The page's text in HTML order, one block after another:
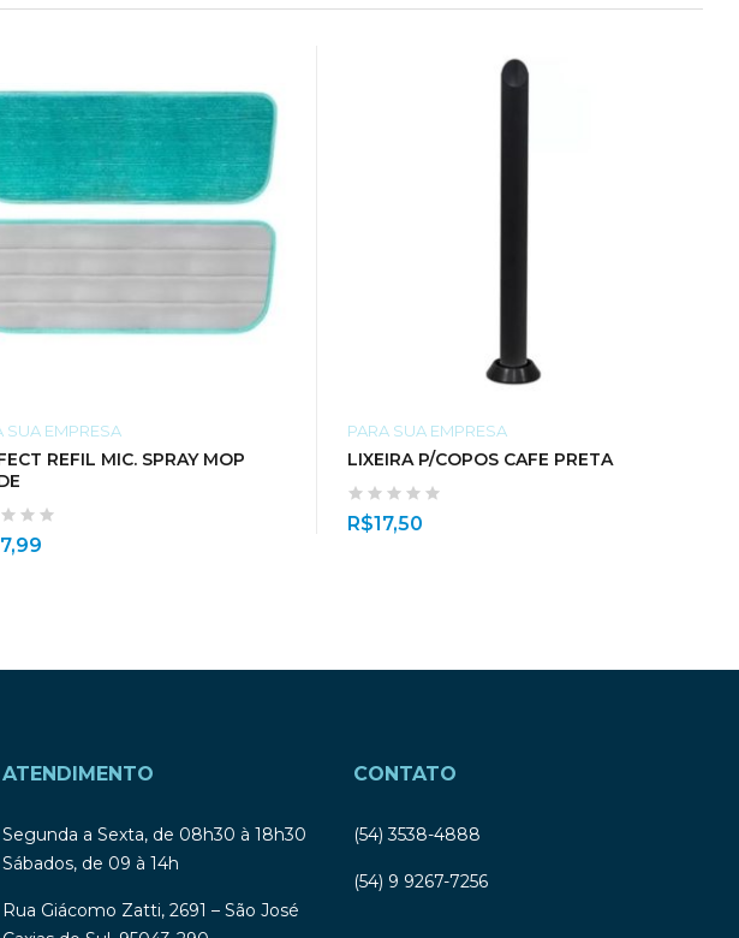
SUA EMPRESA
REFIL MIC. SPRAY MOP
PARA SUA EMPRESA
LIXEIRA P/COPOS CAFE PRETA
R$17,50
ATENDIMENTO
Segunda a Sexta, de 08h30 à 18h30
Sábados, de 09 à 14h
Rua Giácomo Zatti, 2691 – São José
CONTATO
(54) 3538-4888
(54) 9 9267-7256